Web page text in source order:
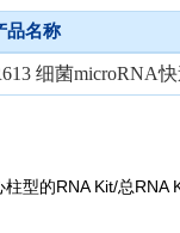
品名称
细菌microRNA
型的RNA Kit/总